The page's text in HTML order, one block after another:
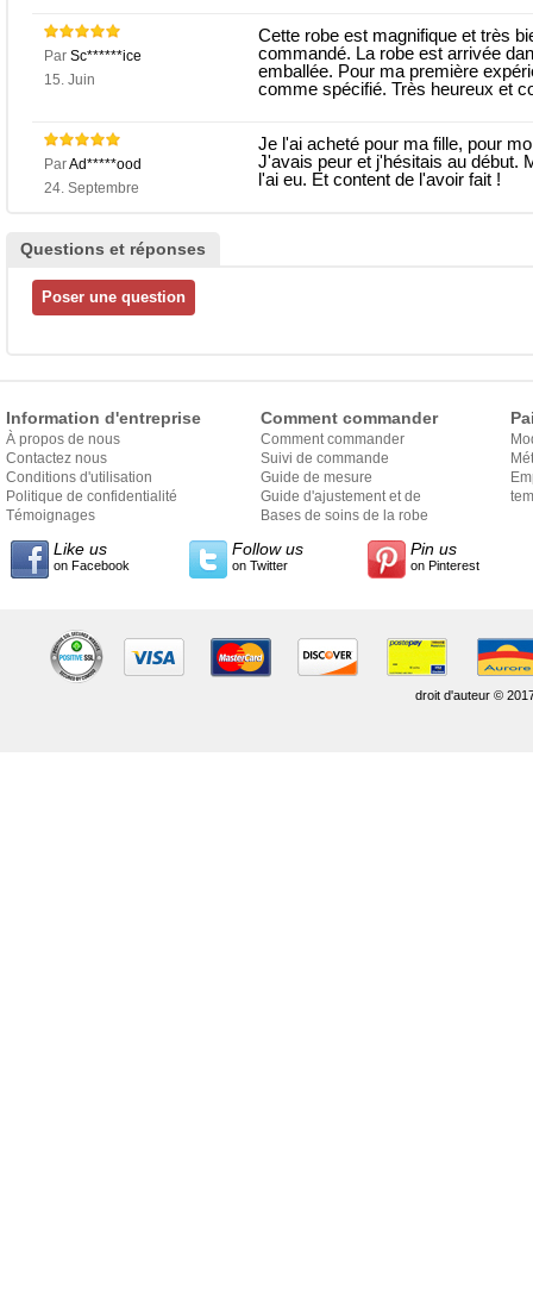
Par Sc******ice
15. Juin
Cette robe est magnifique et très
commandé. La robe est arrivée
emballée. Pour ma première
comme spécifié. Très heureux et
ParAd*****ood
24. Septembre
Je l'ai acheté pour ma fille, pour
J'avais peur et j'hésitais au début.
l'ai eu. Et content de l'avoir fait !
Questions et réponses
Information d'entreprise
À propos de nous
Contactez nous
Conditions d'utilisation
Politique de confidentialité
Témoignages
Comment commander
Comment commander
Suivi de commande
Guide de mesure
Guide d'ajustement et de
style
Bases de soins de la robe
Like us
on Facebook
Follow us
on Twitter
Pin us
on Pinterest
droit d'auteur ©